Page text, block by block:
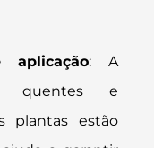
aplicação: A
quentes e
plantas estão